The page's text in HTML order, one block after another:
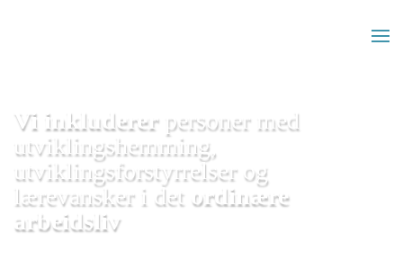
Vi inkludererpersoner med
utviklingshemming,
utviklingsforstyrrelser og
lærevansker i det ordinære
arbeidsliv